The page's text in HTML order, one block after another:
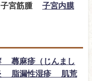
子宮筋腫 子宮内膜
麻疹（じんまし
脂漏性湿疹 肌荒